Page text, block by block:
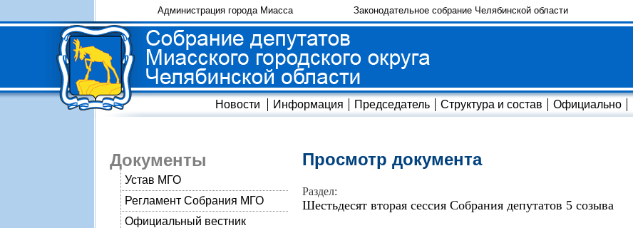
Администрация города Миасса Законодательное собрание Челябинской области
Новости Информация Председатель Структура и состав Официально
Документы
Устав МГО
Регламент Собрания МГО
Официальный вестник
Просмотр документа
Раздел:
Шестьдесят вторая сессия Собрания депутатов 5 созыва